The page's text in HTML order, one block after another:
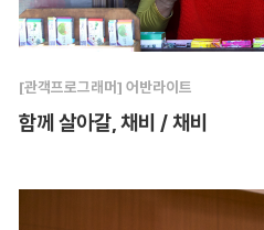
[관객프로그래머] 어반라이트
함께 살아갈, 채비 / 채비